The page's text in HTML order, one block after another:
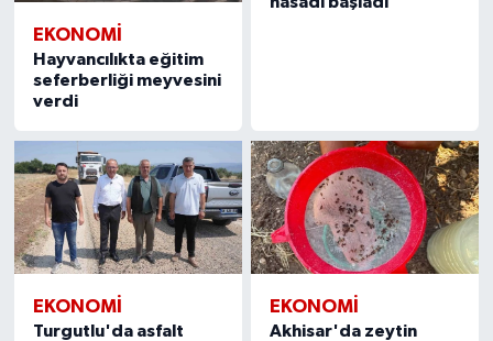
EKONOMİ
Hayvancılıkta eğitim
seferberliği meyvesini
verdi
EKONOMİ
Turgutlu'da asfalt
EKONOMİ
Akhisar'da zeytin